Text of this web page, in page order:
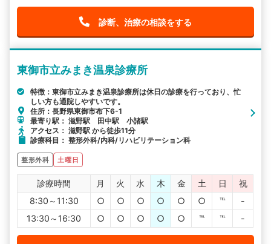
診断、治療の相談をする
東御市立みまき温泉診療所
特徴：東御市立みまき温泉診療所は休日の診療を行っており、忙
しい方も通院しやすいです。
住所：長野県東御市布下6-1
最寄り駅： 滋野駅 田中駅 小諸駅
アクセス： 滋野駅 から徒歩11分
診療科目： 整形外科/内科/リハビリテーション科
整形外科 土曜日
診療時間 月 火 水 木 金 土 日
祝
8:30～11:30
○ ○ ○ ○ ○ ○ ℡
-
13:30～16:30
○ ○ ○ ○ ○ ℡ ℡ -